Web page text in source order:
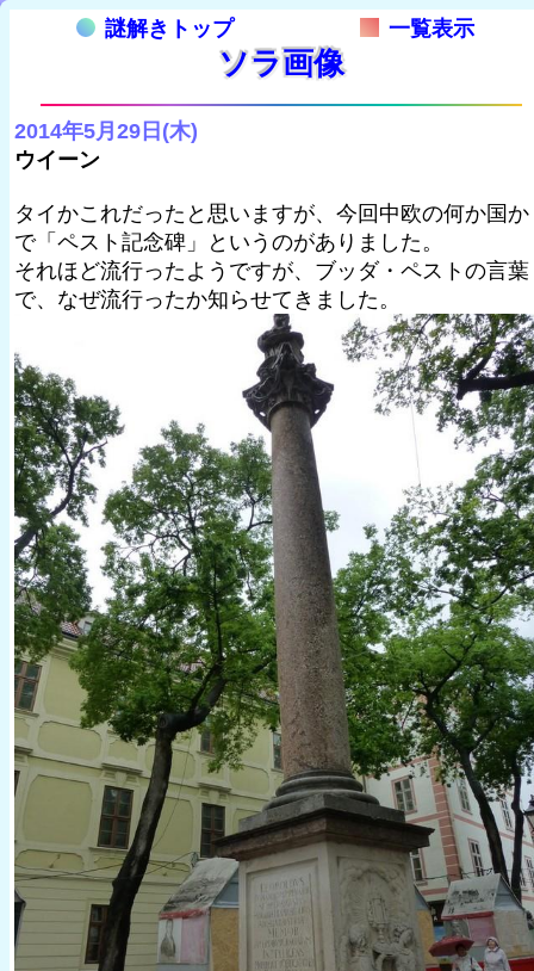
謎解きトップ 一覧表示
ソラ画像
2014年5月29日(木)
ウイーン
タイかこれだったと思いますが、今回中欧の何か国か
で「ペスト記念碑」というのがありました。
それほど流行ったようですが、ブッダ・ペストの言葉
で、なぜ流行ったか知らせてきました。